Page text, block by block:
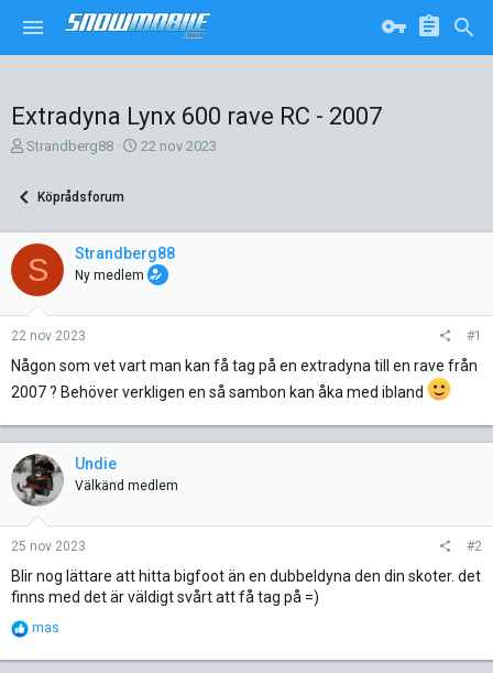
Extradyna Lynx 600 rave RC - 2007
T
d
k
a
p
e
Strandberg88
S
a
t
22 nov 2023
Köprådsforum
S Strandberg88
Ny medlem
22 nov 2023 #1
Någon som vet vart man kan få tag på en extradyna till en rave från
2007 ? Behöver verkligen en så sambon kan åka med ibland
Undie
Välkänd medlem
25 nov 2023 #2
Blir nog lättare att hitta bigfoot än en dubbeldyna den din skoter. det
finns med det är väldigt svårt att få tag på =)
R
a
mas